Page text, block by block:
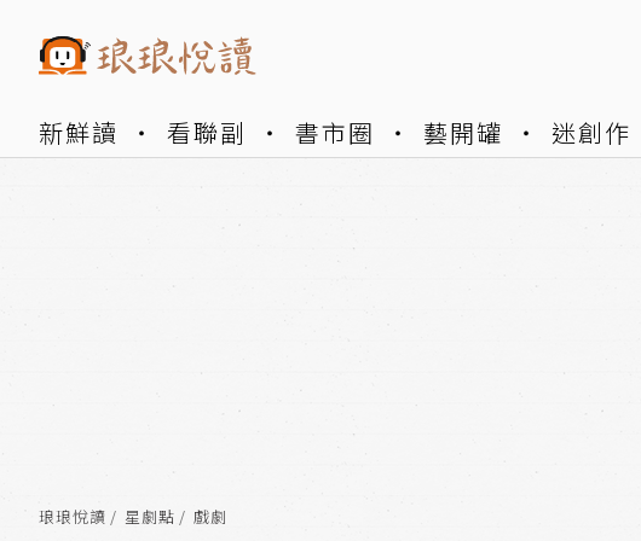
新鮮讀 看聯副 書市圈 藝開罐 迷創作
琅琅悅讀 星劇點 戲劇